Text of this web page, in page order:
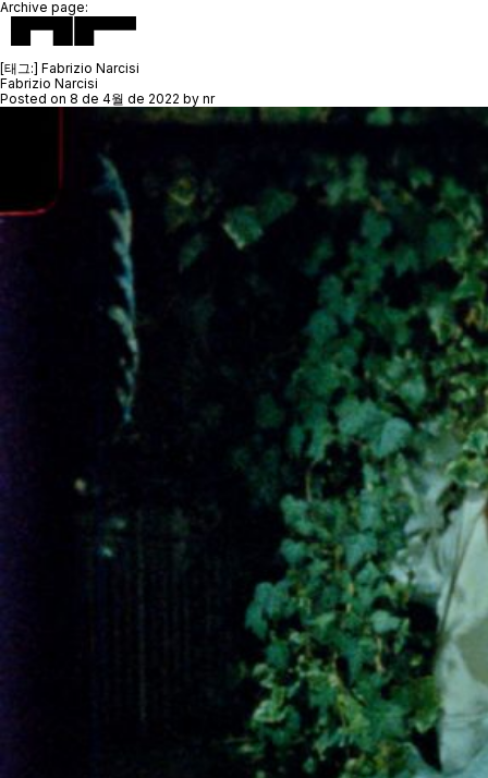
Archive page:
[태그:] Fabrizio Narcisi
Fabrizio Narcisi
Posted on 8 de 4월 de 2022 by nr